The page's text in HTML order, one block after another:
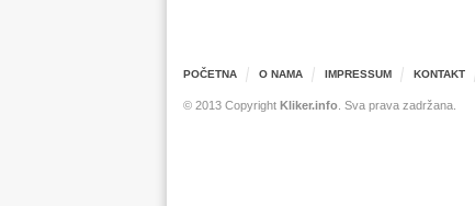
POČETNA O NAMA IMPRESSUM KONTAKT
© 2013 Copyright Kliker.info . Sva prava zadržana.